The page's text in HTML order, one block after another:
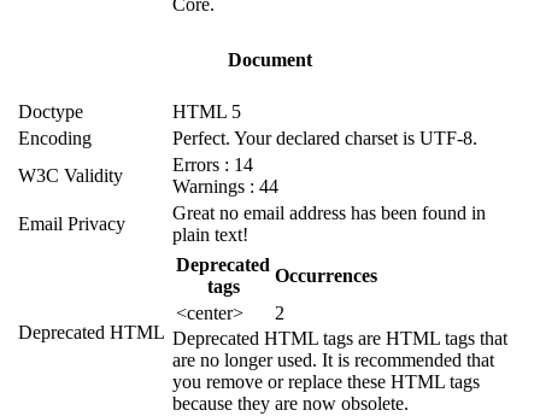
Core.
Document
Doctype
HTML 5
Encoding
Perfect. Your declared charset is UTF-8.
W3C Validity
Errors : 14
Warnings : 44
Email Privacy
Great no email address has been found in
plain text!
Deprecated HTML
Deprecated
tags
Occurrences
<center>
2
Deprecated HTML tags are HTML tags that
are no longer used. It is recommended that
you remove or replace these HTML tags
because they are now obsolete.